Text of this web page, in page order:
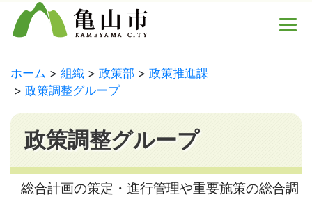
ホーム 組織 政策部
政策推進課
政策調整グループ
政策調整グループ
総合計画の策定・進行管理や重要施策の総合調